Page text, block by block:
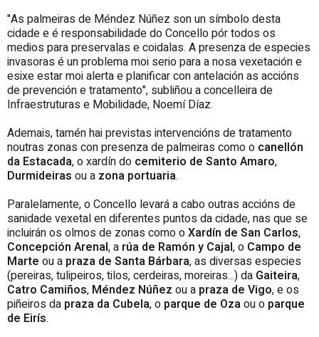
"As palmeiras de Méndez Núñez son un símbolo desta
cidade e é responsabilidade do Concello pór todos os
medios para preservalas e coidalas. A presenza de especies
invasoras é un problema moi serio para a nosa vexetación e
esixe estar moi alerta e planificar con antelación as accións
de prevención e tratamento", subliñou a concelleira de
Infraestruturas e Mobilidade, Noemí Díaz.
Ademais, tamén hai previstas intervencións de tratamento
noutras zonas con presenza de palmeiras como o canellón
da Estacada, o xardín do cemiterio de Santo Amaro,
Durmideiras ou a zona portuaria.
Paralelamente, o Concello levará a cabo outras accións de
sanidade vexetal en diferentes puntos da cidade, nas que se
incluirán os olmos de zonas como oXardín de San Carlos,
Concepción Arenal, a rúa de Ramón y Cajal, o Campo de
Marte ou a praza de Santa Bárbara, as diversas especies
(pereiras, tulipeiros, tilos, cerdeiras, moreiras...) da Gaiteira,
Catro Camiños, Méndez Núñez ou a praza de Vigo, e os
piñeiros da praza da Cubela, o parque de Ozaou o parque
de Eirís.